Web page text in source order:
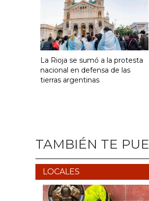
La Rioja se sumó a la protesta
nacional en defensa de las
tierras argentinas
TAMBIÉN TE
LOCALES